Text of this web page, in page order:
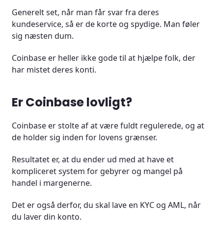
Generelt set, når man får svar fra deres
kundeservice, så er de korte og spydige. Man føler
sig næsten dum.
Coinbase er heller ikke gode til at hjælpe folk, der
har mistet deres konti.
Er Coinbase lovligt?
Coinbase er stolte af at være fuldt regulerede, og at
de holder sig inden for lovens grænser.
Resultatet er, at du ender ud med at have et
kompliceret system for gebyrer og mangel på
handel i margenerne.
Det er også derfor, du skal lave en KYC og AML, når
du laver din konto.